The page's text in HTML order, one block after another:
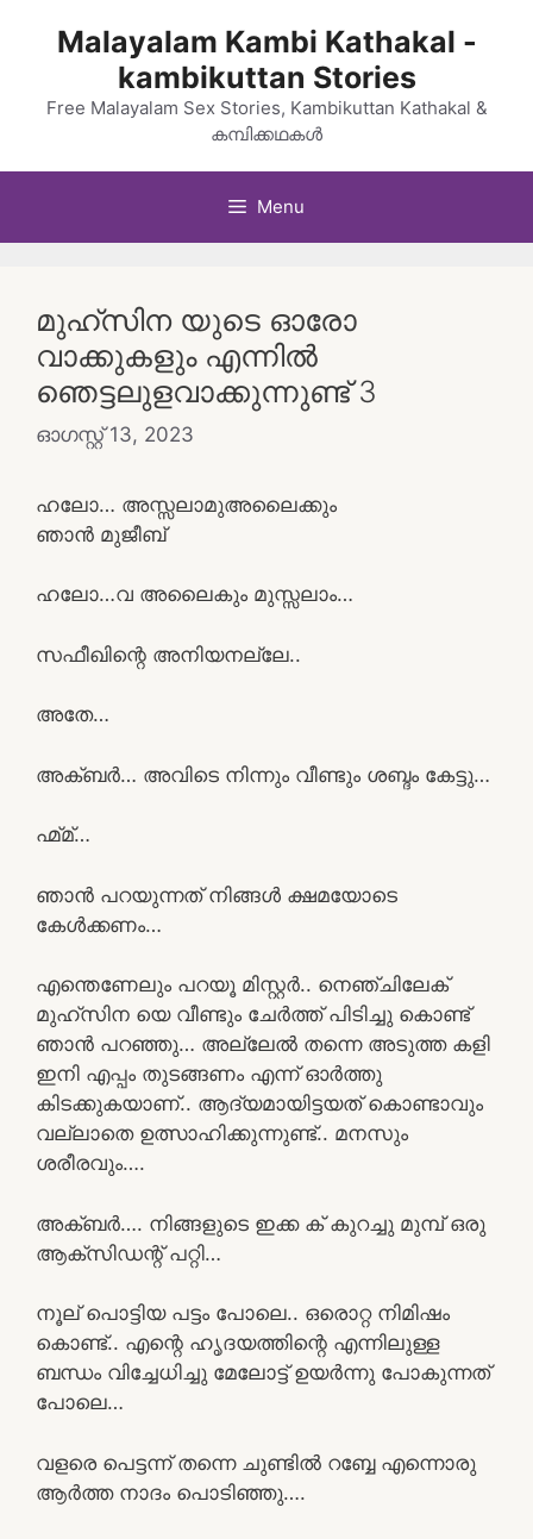
Malayalam Kambi Kathakal -
kambikuttan Stories
Free Malayalam Sex Stories, Kambikuttan Kathakal &
കമ്പിക്കഥകൾ
Menu
മുഹ്സിന യുടെ ഓരോ
വാക്കുകളും എന്നിൽ
ഞെട്ടലുളവാക്കുന്നുണ്ട് 3
ഓഗസ്റ്റ്‌ 13, 2023
ഹലോ… അസ്സലാമുഅലൈക്കും
ഞാൻ മുജീബ്
ഹലോ…വ അലൈകും മുസ്സലാം…
സഫീഖിന്റെ അനിയനല്ലേ..
അതേ…
അക്ബർ… അവിടെ നിന്നും വീണ്ടും ശബ്ദം കേട്ടു…
ഹ്മ്മ്…
ഞാൻ പറയുന്നത് നിങ്ങൾ ക്ഷമയോടെ
കേൾക്കണം…
എന്തെണേലും പറയൂ മിസ്റ്റർ.. നെഞ്ചിലേക്
മുഹ്സിന യെ വീണ്ടും ചേർത്ത് പിടിച്ചു കൊണ്ട്
ഞാൻ പറഞ്ഞു… അല്ലേൽ തന്നെ അടുത്ത കളി
ഇനി എപ്പം തുടങ്ങണം എന്ന് ഓർത്തു
കിടക്കുകയാണ്.. ആദ്യമായിട്ടയത് കൊണ്ടാവും
വല്ലാതെ ഉത്സാഹിക്കുന്നുണ്ട്.. മനസും
ശരീരവും….
അക്ബർ…. നിങ്ങളുടെ ഇക്ക ക് കുറച്ചു മുമ്പ് ഒരു
ആക്‌സിഡന്റ് പറ്റി…
നൂല് പൊട്ടിയ പട്ടം പോലെ.. ഒരൊറ്റ നിമിഷം
കൊണ്ട്.. എന്റെ ഹൃദയത്തിന്റെ എന്നിലുള്ള
ബന്ധം വിച്ചേധിച്ചു മേലോട്ട് ഉയർന്നു പോകുന്നത്
പോലെ…
വളരെ പെട്ടന്ന് തന്നെ ചുണ്ടിൽ റബ്ബേ എന്നൊരു
ആർത്ത നാദം പൊടിഞ്ഞു….